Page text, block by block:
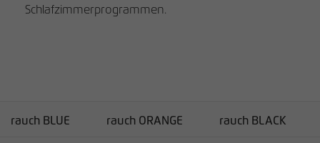
Schlafzimmerprogrammen.
rauch BLUE rauch ORANGE rauch BLACK